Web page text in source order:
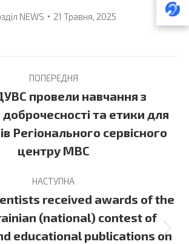
NEWS 21 Травня, 2025
ПОПЕРЕДНЯ
Previous
post:
провели навчання з
та етики для
Регіонального сервісного
центру МВС
НАСТУПНА
Next
received awards of the
(national) contest of
educational publications on